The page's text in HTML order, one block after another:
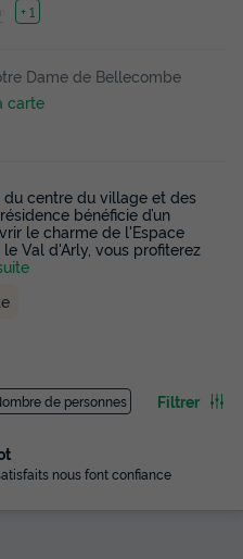
+ 1
Dame de Bellecombe
carte
centre du village et des
bénéficie d’un
le charme de l'Espace
Val d'Arly, vous profiterez
de personnes Filtrer
nous font confiance